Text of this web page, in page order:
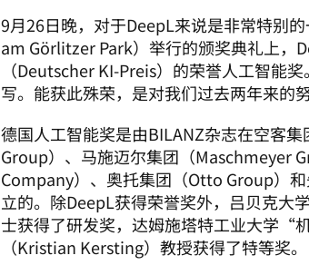
9月26日晚，对于DeepL来说是非常特别
am Görlitzer Park）举行的颁奖典礼上，
（Deutscher KI-Preis）的荣誉人工智能
写。能获此殊荣，是对我们过去两年来的
德国人工智能奖是由BILANZ杂志在空客
Group）、马施迈尔集团（Maschmeyer
Company）、奥托集团（Otto Group）
立的。除DeepL获得荣誉奖外，吕贝克
士获得了研发奖，达姆施塔特工业大学
（Kristian Kersting）教授获得了特等奖。